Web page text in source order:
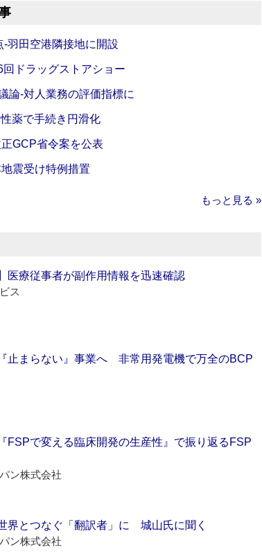
羽田空港隣接地に開設
回ドラッグストアショー
論‐対人業務の評価指標に
薬で手続き円滑化
GCP省令案を公表
震受け特例措置
もっと見る »
医療従事者が副作用情報を迅速確認
ス
止まらない』事業へ 非常用発電機で万全のBCP
FSPで変える臨床開発の生産性』で振り返るFSP
ン株式会社
界とつなぐ「翻訳者」に 城山氏に聞く
ン株式会社